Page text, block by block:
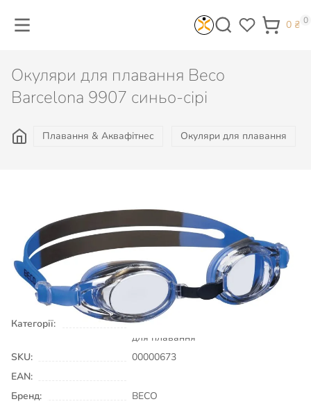
0 ₴ 0
Окуляри для плавання Beco
Barcelona 9907 синьо-сірі
Плавання & Аквафітнес Окуляри для плавання
590₴
Є в наявності
КУПИТИ
Категорії: Плавання & Аквафітнес
для плавання
SKU:
00000673
EAN:
Бренд:
BECO